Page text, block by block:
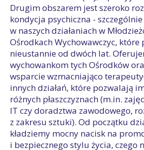
Drugim obszarem jest szeroko
kondycja psychiczna -
w naszych działaniach w
Ośrodkach Wychowawczyc,
nieustannie od dwóch lat.
wychowankom tych Ośrodków
wsparcie wzmacniająco
innych działań, które pozwalają
różnych płaszczyznach (m.in.
IT czy doradztwa zawodowego,
z zakresu sztuki). Od początku
kładziemy mocny nacisk na
i bezpiecznego stylu życia, czego